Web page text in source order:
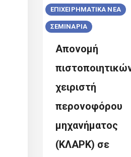
ΕΠΙΧΕΙΡΗΜΑΤΙΚΑ ΝΕΑ
ΣΕΜΙΝΑΡΙΑ
Απονομή
χειριστή
περονοφόρου
μηχανήματος
(ΚΛΑΡΚ) σε